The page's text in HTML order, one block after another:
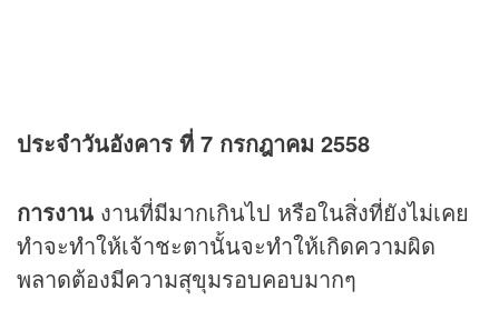
ประจำวันอังคาร ที่ 7 กรกฎาคม 2558
การงาน งานที่มีมากเกินไป หรือในสิ่งที่ยังไม่เคย
ทำจะทำให้เจ้าชะตานั้นจะทำให้เกิดความผิด
พลาดต้องมีความสุขุมรอบคอบมากๆ